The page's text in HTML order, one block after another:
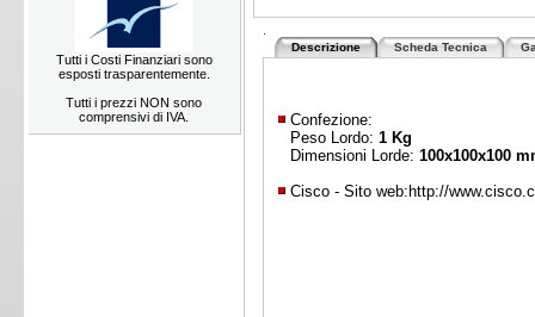
Tutti i Costi Finanziari sono
esposti trasparentemente.
Tutti i prezzi NON sono
comprensivi di IVA.
Descrizione Scheda Tecnica
Confezione:
Peso Lordo: 1 Kg
Dimensioni Lorde: 100x100x100
Cisco - Sito web: http://